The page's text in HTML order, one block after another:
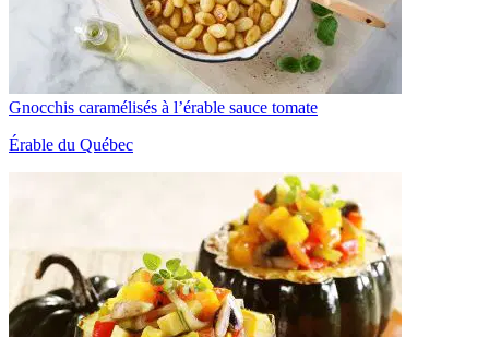
Gnocchis caramélisés à l’érable sauce tomate
Érable du Québec